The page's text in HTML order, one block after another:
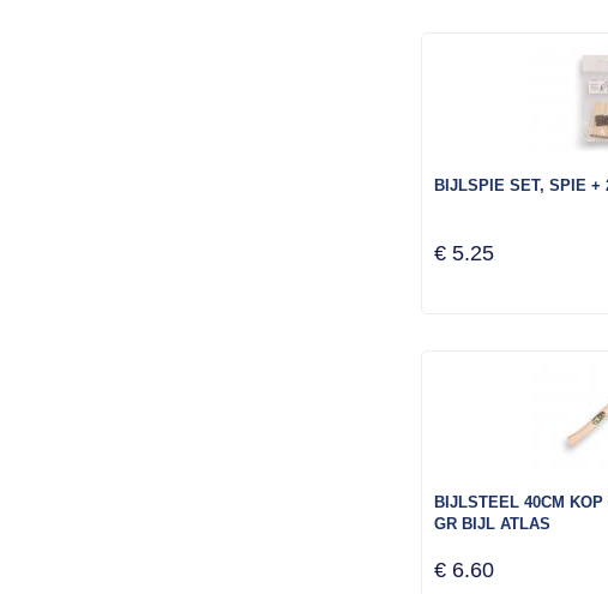
BIJLSPIE SET, SPIE +
€ 5.25
BIJLSTEEL 40CM
GR BIJL ATLAS
€ 6.60